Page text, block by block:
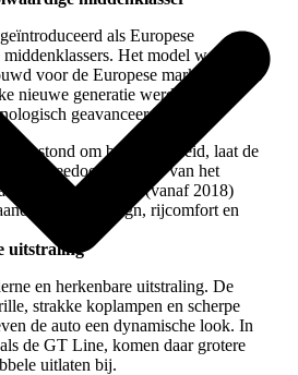
als Europese
Het model werd
voor de Europese markt en dat is
nieuwe generatie werd de Ceed
geavanceerder.
stond om betaalbaarheid, laat de
meedoet in de top van het
de derde generatie (vanaf 2018)
voor design, rijcomfort en
uitstraling
en herkenbare uitstraling. De
strakke koplampen en scherpe
de auto een dynamische look. In
de GT Line, komen daar grotere
uitlaten bij.